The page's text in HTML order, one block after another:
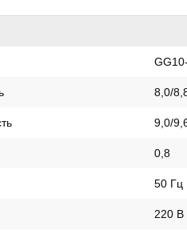
8,0/
9,0/
0,8
50 Гц
220 В